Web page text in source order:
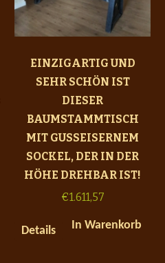
EINZIGARTIG UND
SEHR SCHÖN IST
DIESER
BAUMSTAMMTISCH
MIT GUSSEISERNEM
SOCKEL, DER IN DER
HÖHE DREHBAR IST!
€1.611,57
Details In Warenkorb